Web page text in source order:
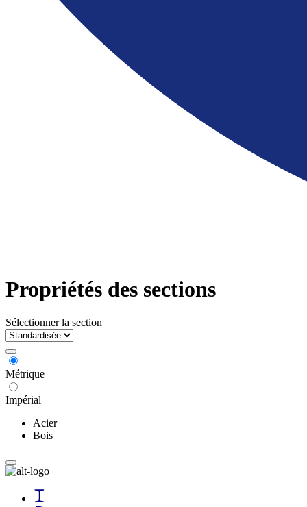
Propriétés des sections
Sélectionner la section
Métrique
Impérial
Acier
Bois